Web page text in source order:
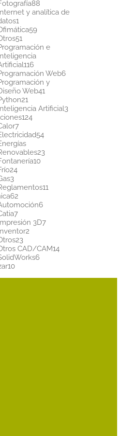
8888
productos
y analítica de
11
producto
5959
5151
productos
e
116116
productos
Web66
y
Web4141
2121
productos
Artificial33
124124
77
productos
5454
2323
1010
2424
33
productos
1111
6262
productos
66
77
productos
3D77
22
2323
productos
CAD/CAM1414
66
1010